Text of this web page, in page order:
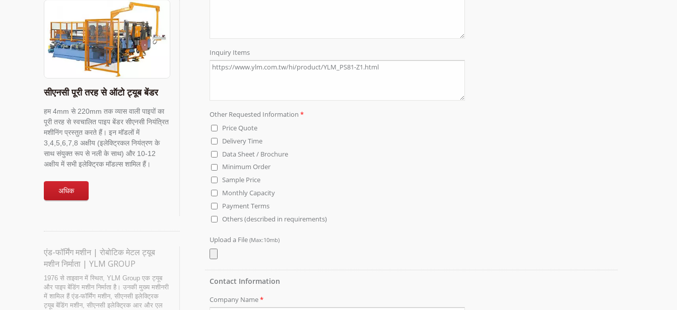
सीएनसी पूरी तरह से ऑटो ट्यूब बेंडर
हम 4mm से 220mm तक व्यास वाली पाइपों का
पूरी तरह से स्वचालित पाइप बेंडर सीएनसी नियंत्रित
मशीनिंग प्रस्तुत करते हैं। इन मॉडलों में
3,4,5,6,7,8 अक्षीय (इलेक्ट्रिकल नियंत्रण के
साथ संयुक्त रूप से नली के साथ) और 10-12
अक्षीय में सभी इलेक्ट्रिक मॉडल्स शामिल हैं।
अधिक
एंड-फॉर्मिंग मशीन | रोबोटिक मेटल ट्यूब
मशीन निर्माता | YLM GROUP
1976 से ताइवान में स्थित, YLM Group एक ट्यूब
और पाइप बेंडिंग मशीन निर्माता है। उनकी मुख्य मशीनरी
में शामिल हैं एंड-फॉर्मिंग मशीन, सीएनसी इलेक्ट्रिक
ट्यूब बेंडिंग मशीन, सीएनसी इलेक्ट्रिक आर और एल